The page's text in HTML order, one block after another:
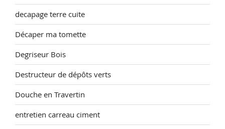
decapage terre cuite
Décaper ma tomette
Degriseur Bois
Destructeur de dépôts verts
Douche en Travertin
entretien carreau ciment